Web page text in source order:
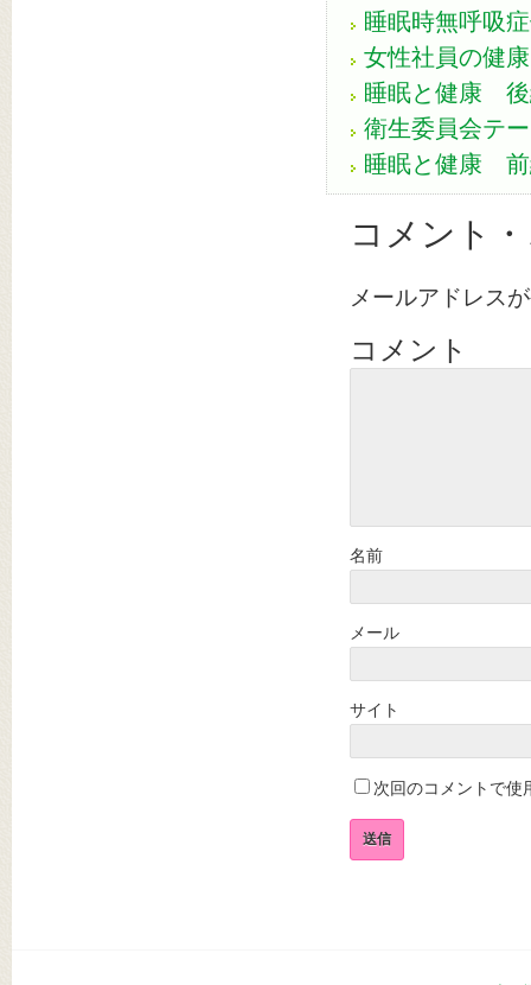
睡眠時無呼吸
女性社員の健
睡眠と健康
衛生委員会テ
睡眠と健康
コメント
メールアドレス
コメント
名前
メール
サイト
次回のコメントで使